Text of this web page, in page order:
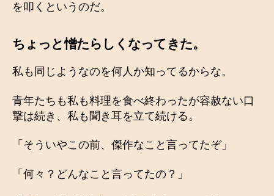
を叩くというのだ。
ちょっと憎たらしくなってきた。
私も同じようなのを何人か知ってるからな。
青年たちも私も料理を食べ終わったが容赦ない口
撃は続き、私も聞き耳を立て続ける。
「そういやこの前、傑作なこと言ってたぞ」
「何々？どんなこと言ってたの？」